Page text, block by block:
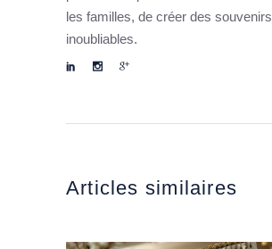
les familles, de créer des souvenirs
inoubliables.
Articles similaires